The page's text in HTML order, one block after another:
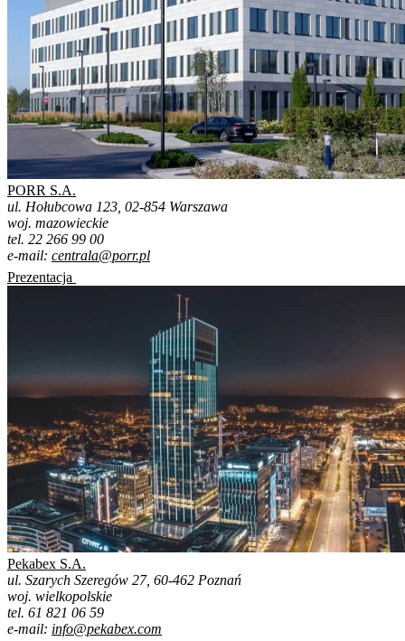
PORR S.A.
ul. Hołubcowa 123, 02-854 Warszawa
woj. mazowieckie
tel. 22 266 99 00
e-mail: centrala@porr.pl
Prezentacja
Pekabex S.A.
ul. Szarych Szeregów 27, 60-462 Poznań
woj. wielkopolskie
tel. 61 821 06 59
e-mail: info@pekabex.com